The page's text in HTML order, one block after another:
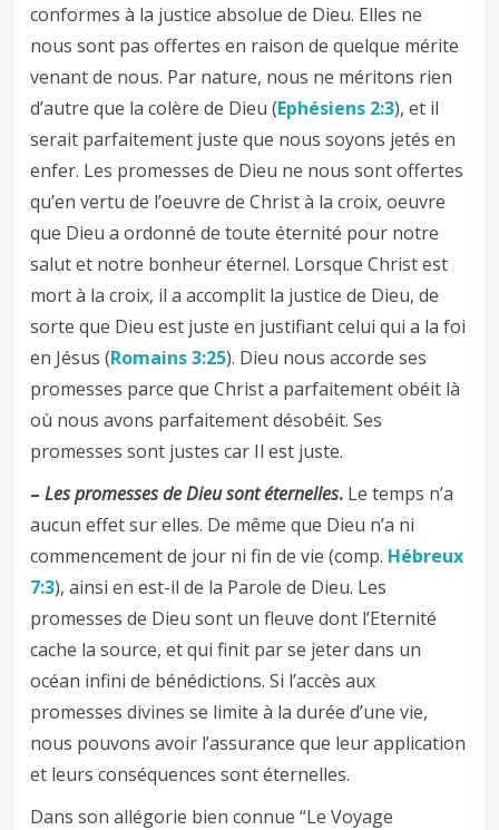
conformes à la justice absolue de Dieu. Elles ne
nous sont pas offertes en raison de quelque mérite
venant de nous. Par nature, nous ne méritons rien
d’autre que la colère de Dieu (Ephésiens 2:3), et il
serait parfaitement juste que nous soyons jetés en
enfer. Les promesses de Dieu ne nous sont offertes
qu’en vertu de l’oeuvre de Christ à la croix, oeuvre
que Dieu a ordonné de toute éternité pour notre
salut et notre bonheur éternel. Lorsque Christ est
mort à la croix, il a accomplit la justice de Dieu, de
sorte que Dieu est juste en justifiant celui qui a la foi
en Jésus (Romains 3:25). Dieu nous accorde ses
promesses parce que Christ a parfaitement obéit là
où nous avons parfaitement désobéit. Ses
promesses sont justes car Il est juste.
–Les promesses de Dieu sont éternelles. Le temps n’a
aucun effet sur elles. De même que Dieu n’a ni
commencement de jour ni fin de vie (comp. Hébreux
7:3), ainsi en est-il de la Parole de Dieu. Les
promesses de Dieu sont un fleuve dont l’Eternité
cache la source, et qui finit par se jeter dans un
océan infini de bénédictions. Si l’accès aux
promesses divines se limite à la durée d’une vie,
nous pouvons avoir l’assurance que leur application
et leurs conséquences sont éternelles.
Dans son allégorie bien connue “Le Voyage